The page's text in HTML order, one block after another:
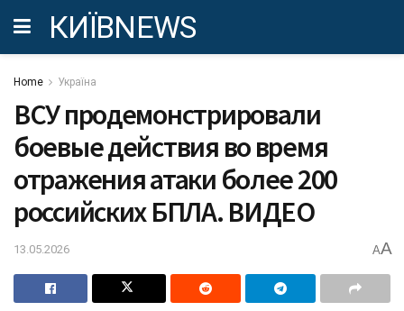
КИЇВNEWS
Home Україна
ВСУ продемонстрировали
боевые действия во время
отражения атаки более 200
российских БПЛА. ВИДЕО
13.05.2026 AA